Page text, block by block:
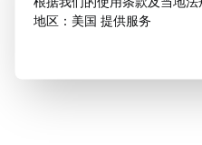
地区：美国 提供服务